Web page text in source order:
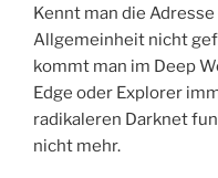
Kennt man die
Allgemeinheit nicht
kommt man im Deep
Edge oder Explorer
radikaleren Darknet
nicht mehr.